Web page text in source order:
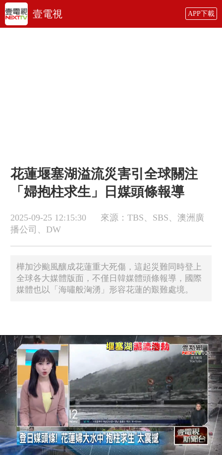
壹電視 APP下載
花蓮堰塞湖溢流災害引全球關注
「婦抱柱求生」日媒頭條報導
2025-09-25 12:15:30
來源：TBS、SBS、澳洲廣
播公司、DW
樺加沙颱風釀成花蓮重大死傷，這起災難同時登上
全球各大媒體版面，不僅日韓媒體頭條報導，國際
媒體也以「海嘯般洶湧」形容花蓮的艱難處境。